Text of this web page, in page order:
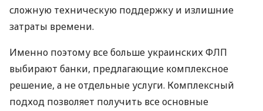
сложную техническую поддержку и излишние
затраты времени.
Именно поэтому все больше украинских ФЛП
выбирают банки, предлагающие комплексное
решение, а не отдельные услуги. Комплексный
подход позволяет получить все основные